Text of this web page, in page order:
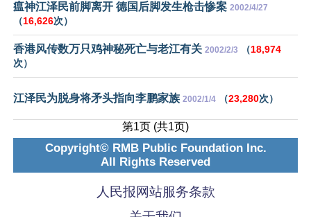
瘟神江泽民前脚离开 德国后脚发生枪击惨案 2002/4/27
（16,626次）
香港风传数万只鸡神秘死亡与老江有关 2002/2/3 （18,974
次）
江泽民为脱身将矛头指向李鹏家族 2002/1/4 （23,280次）
第1页 (共1页)
Copyright© RMB Public Foundation Inc.
All Rights Reserved
人民报网站服务条款